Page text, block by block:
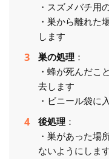
・スズメバチ用
・巣から離れた
します
巣の処理：
・蜂が死んだこ
去します
・ビニール袋に
後処理：
・巣があった場
ないようにしま